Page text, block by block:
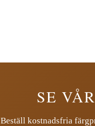
SE
Beställ kostnadsfria